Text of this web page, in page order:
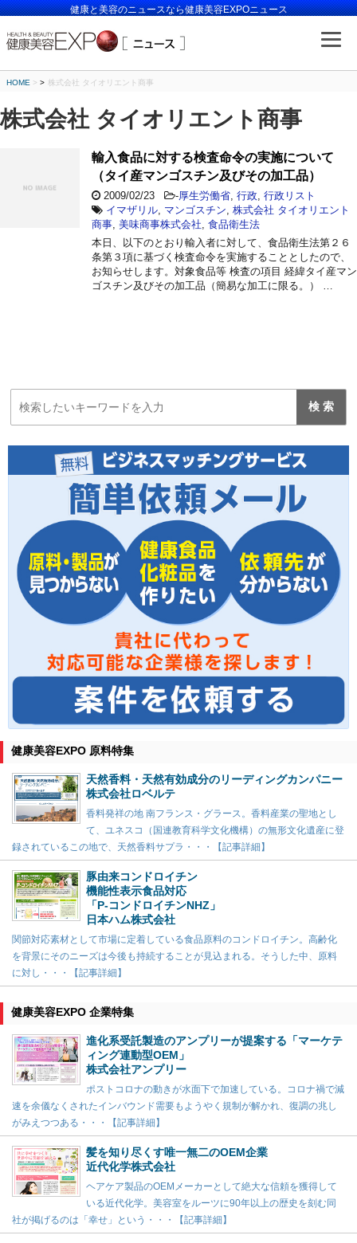
健康と美容のニュースなら健康美容EXPOニュース
HOME > 株式会社 タイオリエント商事
株式会社 タイオリエント商事
輸入食品に対する検査命令の実施について
（タイ産マンゴスチン及びその加工品）
2009/02/23 -厚生労働省 行政 行政リスト
イマザリル マンゴスチン 株式会社 タイオリエント
商事 美味商事株式会社 食品衛生法
本日、以下のとおり輸入者に対して、食品衛生法第２６
条第３項に基づく検査命令を実施することとしたので、
お知らせします。対象食品等 検査の項目 経緯タイ産マン
ゴスチン及びその加工品（簡易な加工に限る。） …
健康美容EXPO 原料特集
天然香料・天然有効成分のリーディングカンパニー
株式会社ロベルテ
香料発祥の地 南フランス・グラース。香料産業の聖地とし
て、ユネスコ（国連教育科学文化機構）の無形文化遺産に登
録されているこの地で、天然香料サプラ・・・【記事詳細】
豚由来コンドロイチン
機能性表示食品対応
「P-コンドロイチンNHZ」
日本ハム株式会社
関節対応素材として市場に定着している食品原料のコンドロイチン。高齢化
を背景にそのニーズは今後も持続することが見込まれる。そうした中、原料
に対し・・・【記事詳細】
健康美容EXPO 企業特集
進化系受託製造のアンプリーが提案する「マーケテ
ィング連動型OEM」
株式会社アンプリー
ポストコロナの動きが水面下で加速している。コロナ禍で減
速を余儀なくされたインバウンド需要もようやく規制が解かれ、復調の兆し
がみえつつある・・・【記事詳細】
髪を知り尽くす唯一無二のOEM企業
近代化学株式会社
ヘアケア製品のOEMメーカーとして絶大な信頼を獲得して
いる近代化学。美容室をルーツに90年以上の歴史を刻む同
社が掲げるのは「幸せ」という・・・【記事詳細】